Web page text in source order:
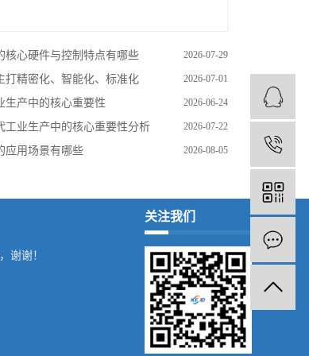
核心硬件与控制特点有哪些 2026-07-29
打精密化、智能化、标准化 2026-07-01
生产中的核心重要性 2026-06-24
工业生产中的核心重要性分析 2026-07-22
应用场景有哪些 2026-08-05
谢谢！
关注我们